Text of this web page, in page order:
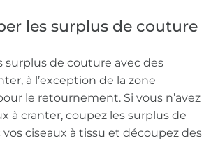
les surplus de couture
surplus de couture avec des
à l’exception de la zone
le retournement. Si vous n’avez
à cranter, coupez les surplus de
ciseaux à tissu et découpez des